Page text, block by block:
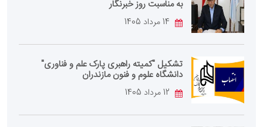
به مناسبت روز خبرنگار
تشکیل "کمیته راهبری پارک علم و فناوری"
دانشگاه علوم و فنون مازندران